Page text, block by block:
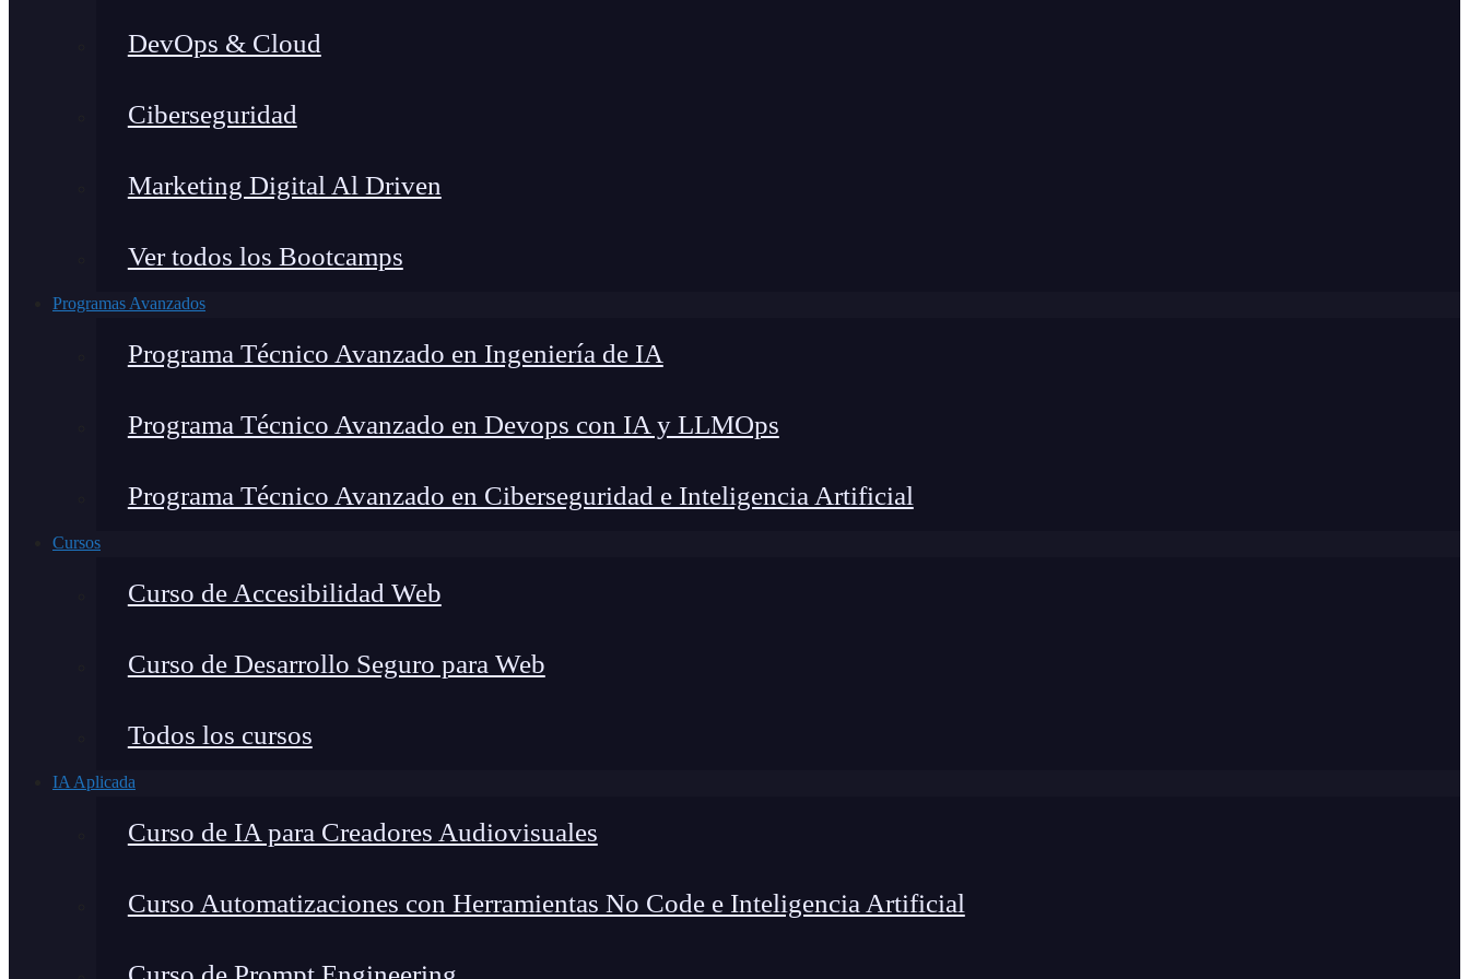
DevOps & Cloud
Ciberseguridad
Marketing Digital Al Driven
Ver todos los Bootcamps
Programas Avanzados
Programa Técnico Avanzado en Ingeniería de IA
Programa Técnico Avanzado en Devops con IA y LLMOps
Programa Técnico Avanzado en Ciberseguridad e Inteligencia Artificial
Cursos
Curso de Accesibilidad Web
Curso de Desarrollo Seguro para Web
Todos los cursos
IA Aplicada
Curso de IA para Creadores Audiovisuales
Curso Automatizaciones con Herramientas No Code e Inteligencia Artificial